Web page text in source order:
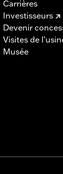
Carrières
Investisseurs
Devenir
Visites de
Musée